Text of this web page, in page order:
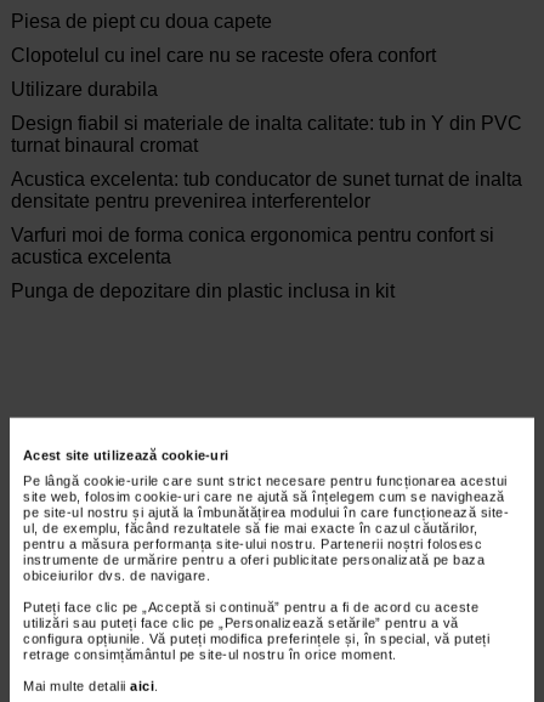
Acest site utilizează cookie-uri
Pe lângă cookie-urile care sunt strict necesare pentru funcționarea acestui
site web, folosim cookie-uri care ne ajută să înțelegem cum se navighează
pe site-ul nostru și ajută la îmbunătățirea modului în care funcționează site-
ul, de exemplu, făcând rezultatele să fie mai exacte în cazul căutărilor,
pentru a măsura performanța site-ului nostru. Partenerii noștri folosesc
instrumente de urmărire pentru a oferi publicitate personalizată pe baza
obiceiurilor dvs. de navigare.
Puteți face clic pe „Acceptă si continuă” pentru a fi de acord cu aceste
utilizări sau puteți face clic pe „Personalizează setările” pentru a vă
configura opțiunile. Vă puteți modifica preferințele și, în special, vă puteți
retrage consimțământul pe site-ul nostru în orice moment.
Mai multe detalii aici
Piesa de piept cu doua capete
Clopotelul cu inel care nu se raceste ofera confort
Utilizare durabila
Design fiabil si materiale de inalta calitate: tub in Y din PVC
turnat binaural cromat
Acustica excelenta: tub conducator de sunet turnat de inalta
densitate pentru prevenirea interferentelor
Varfuri moi de forma conica ergonomica pentru confort si
acustica excelenta
Punga de depozitare din plastic inclusa in kit
CELE MAI RECENTE ARTICOLE
Cum sa va dezvoltati inteligenta emotionala:
metode prin care va puteti imbunatati EQ-ul
Boli neurologice si psihice
Inteligenta emotionala (EQ) se refera la
capacitatea de a identifica si gestiona
propriile emotii, precum si emotiile celorlalti.
In general, se spune ca inteligenta
emotionala cuprinde cateva abilitati:…